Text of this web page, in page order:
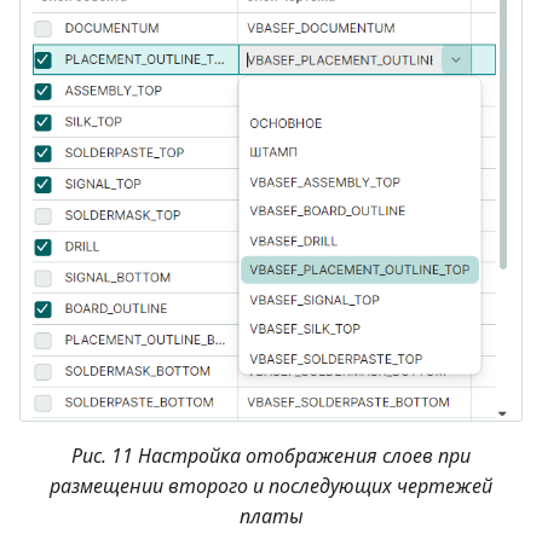
Рис. 11 Настройка отображения слоев при
размещении второго и последующих чертежей
платы